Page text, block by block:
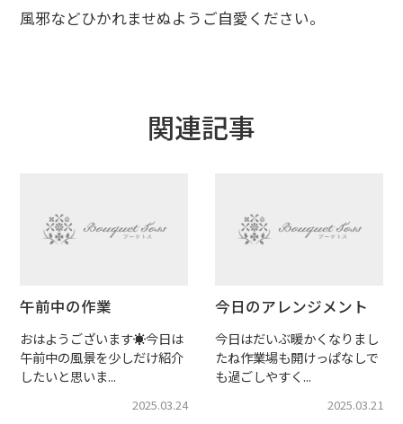
風邪などひかれませぬようご自愛ください。
関連記事
午前中の作業
おはようございます☀今日は
午前中の風景を少しだけ紹介
したいと思いま...
2025.03.24
今日のアレンジメント
今日はだいぶ暖かくなりまし
たね作業場も開けっぱなしで
も過ごしやすく...
2025.03.21